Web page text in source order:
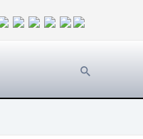
Rechercher